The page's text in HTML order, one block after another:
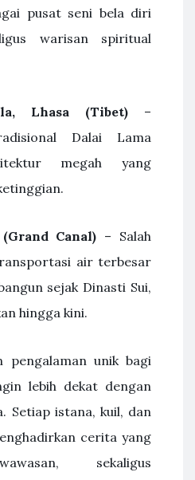
pusat seni bela diri
warisan spiritual
Lhasa (Tibet) –
Dalai Lama
megah yang
Canal) – Salah
air terbesar
sejak Dinasti Sui,
hingga kini.
pengalaman unik bagi
lebih dekat dengan
Setiap istana, kuil, dan
cerita yang
sekaligus